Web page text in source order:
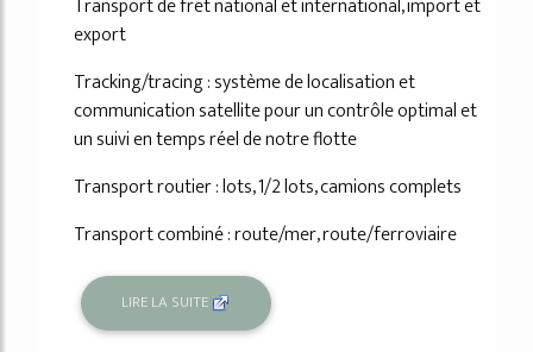
Transport de fret national et international, import et
export
Tracking/tracing : système de localisation et
communication satellite pour un contrôle optimal et
un suivi en temps réel de notre flotte
Transport routier : lots, 1/2 lots, camions complets
Transport combiné : route/mer, route/ferroviaire
LIRE LA SUITE